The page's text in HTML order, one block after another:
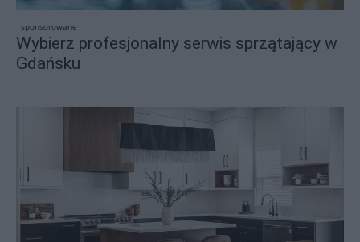
sponsorowane
Wybierz profesjonalny serwis sprzątający w
Gdańsku